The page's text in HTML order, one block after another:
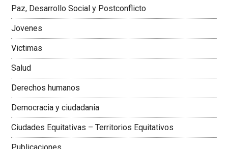
Paz, Desarrollo Social y Postconflicto
Jovenes
Victimas
Salud
Derechos humanos
Democracia y ciudadania
Ciudades Equitativas – Territorios Equitativos